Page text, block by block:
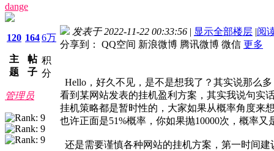
dange
120
主
题
164
帖
子
6万
积
分
管理员
发表于 2022-11-22 00:33:56 | 显示全部楼层 |阅
分享到：
QQ空间 新浪微博 腾讯微博 微信 更多
Hello，好久不见，是不是想我了？其实说那么
看到某网站发表的挂机盈利方案，其实我说句实
挂机策略都是暂时性的，大家如果从概率角度来
也许正面是51%概率，你如果抛10000次，概率又
还是需要谨慎各种网站的挂机方案，第一时间